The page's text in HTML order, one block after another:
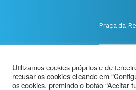
Praça da
Politica de
Aviso de
Utilizamos cookies próprios e de
recusar os cookies clicando em
os cookies, premindo o botão “Aceitar